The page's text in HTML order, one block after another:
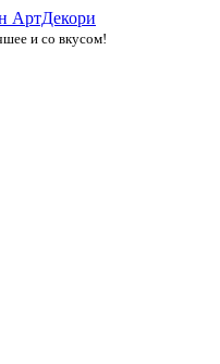
и со вкусом!